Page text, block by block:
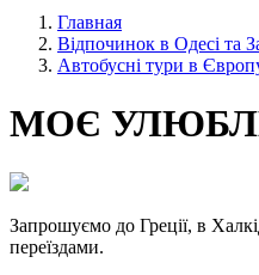
Главная
Відпочинок в Одесі та
Автобусні тури в
МОЄ
Запрошуємо до Греції, в
переїздами.